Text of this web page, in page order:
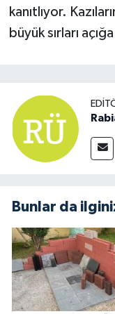
kanıtlıyor.
büyük sırları
Bunlar da